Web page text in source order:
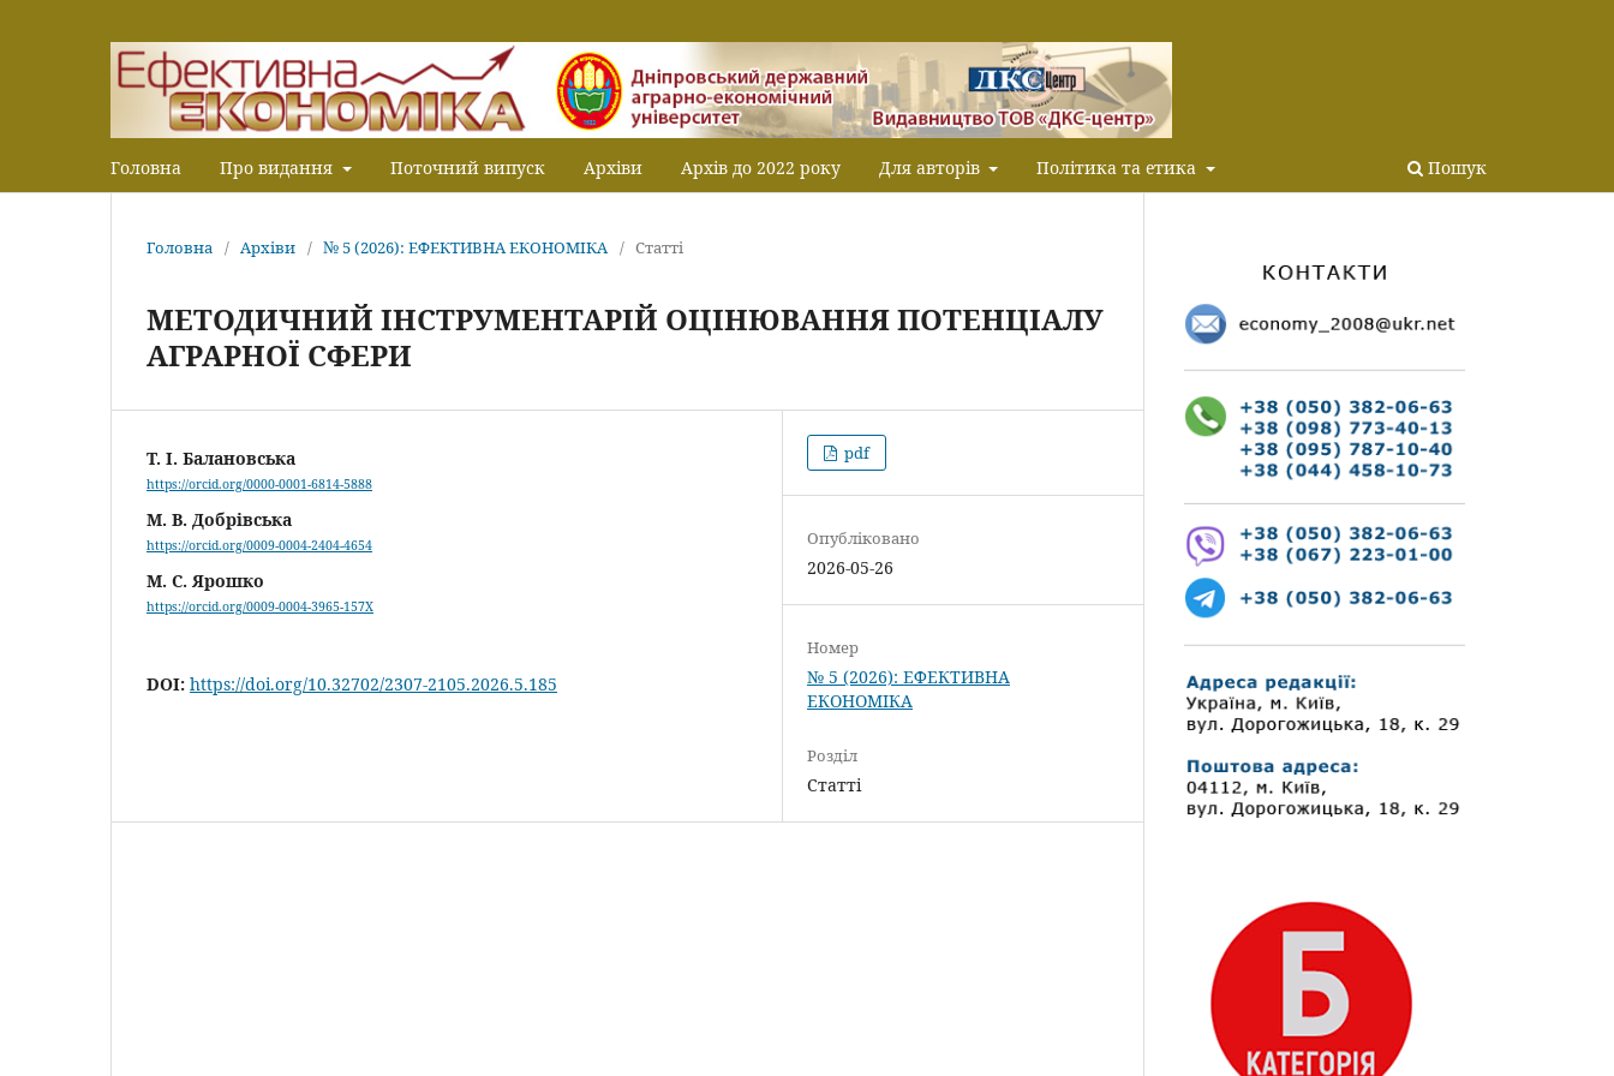
Головна Про видання Поточний випуск Архіви Архів до 2022 року Для авторів Політика та етика Пошук
Головна / Архіви / № 5 (2026): ЕФЕКТИВНА ЕКОНОМІКА / Статті
МЕТОДИЧНИЙ ІНСТРУМЕНТАРІЙ ОЦІНЮВАННЯ ПОТЕНЦІАЛУ
АГРАРНОЇ СФЕРИ
Т. І. Балановська
https://orcid.org/0000-0001-6814-5888
М. В. Добрівська
https://orcid.org/0009-0004-2404-4654
М. С. Ярошко
https://orcid.org/0009-0004-3965-157X
DOI: https://doi.org/10.32702/2307-2105.2026.5.185
pdf
Опубліковано
2026-05-26
Номер
№ 5 (2026): ЕФЕКТИВНА
ЕКОНОМІКА
Розділ
Статті